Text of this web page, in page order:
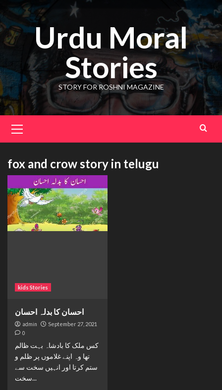
to
content
Urdu Moral
Stories
STORY FOR ROSHNI MAGAZINE
Menu
fox and crow story in telugu
kids Stories
احسان کا بدلہ احسان
admin September 27, 2021
0
کس ملک کا بادشاہ بہت ظالم
تھا وہ اپنے غلاموں پر ظلم و
ستم کرتا اور انہیں سخت سے
سخت...